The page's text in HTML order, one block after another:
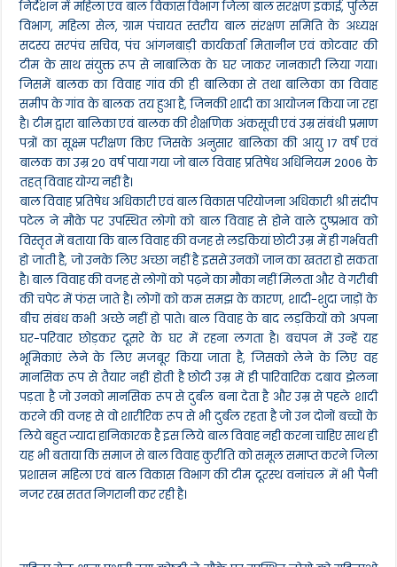
नाबालिग
की
शादी
k
निर्देशन में महिला एवं बाल विकास विभाग जिला बाल संरक्षण इकाई, पुलिस
विभाग, महिला सेल, ग्राम पंचायत स्तरीय बाल संरक्षण समिति के अध्यक्ष
सदस्य सरपंच सचिव, पंच आंगनबाड़ी कार्यकर्ता मितानीन एवं कोटवार की
टीम के साथ संयुक्त रूप से नाबालिक के घर जाकर जानकारी लिया गया।
जिसमें बालक का विवाह गांव की ही बालिका से तथा बालिका का विवाह
समीप के गांव के बालक तय हुआ है, जिनकी शादी का आयोजन किया जा रहा
है। टीम द्वारा बालिका एवं बालक की शैक्षणिक अंकसूची एवं उम्र संबंधी प्रमाण
पत्रों का सूक्ष्म परीक्षण किए जिसके अनुसार बालिका की आयु 17 वर्ष एवं
बालक का उम्र 20 वर्ष पाया गया जो बाल विवाह प्रतिषेध अधिनियम 2006 के
तहत् विवाह योग्य नहीं है।
बाल विवाह प्रतिषेध अधिकारी एवं बाल विकास परियोजना अधिकारी श्री संदीप
पटेल ने मौके पर उपस्थित लोगो को बाल विवाह से होने वाले दुष्प्रभाव को
विस्तृत में बताया कि बाल विवाह की वजह से लडकियां छोटी उम्र में ही गर्भवती
हो जाती है, जो उनके लिए अच्छा नहीं है इससे उनकों जान का खतरा हो सकता
है। बाल विवाह की वजह से लोगों को पढ़ने का मौका नहीं मिलता और वे गरीबी
की चपेट में फंस जाते है। लोगों को कम समझ के कारण, शादी-शुदा जाड़ों के
बीच संबंध कभी अच्छे नहीं हो पाते। बाल विवाह के बाद लड़कियों को अपना
घर-परिवार छोड़कर दूसरे के घर में रहना लगता है। बचपन में उन्हें यह
भूमिकाएं लेने के लिए मजबूर किया जाता है, जिसको लेने के लिए वह
मानसिक रूप से तैयार नहीं होती है छोटी उम्र में ही पारिवारिक दबाव झेलना
पड़ता है जो उनको मानसिक रूप से दुर्बल बना देता है और उम्र से पहले शादी
करने की वजह से वो शारीरिक रूप से भी दुर्बल रहता है जो उन दोनों बच्चों के
लिये बहुत ज्यादा हानिकारक है इस लिये बाल विवाह नही करना चाहिए साथ ही
यह भी बताया कि समाज से बाल विवाह कुरीति को समूल समाप्त करने जिला
प्रशासन महिला एवं बाल विकास विभाग की टीम दूरस्थ वनांचल में भी पैनी
नजर रख सतत निगरानी कर रही है।